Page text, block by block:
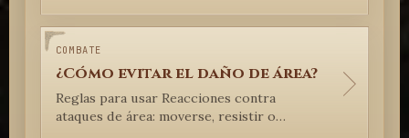
COMBATE
¿Cómo evitar el daño de área?
Reglas para usar Reacciones contra
ataques de área: moverse, resistir o